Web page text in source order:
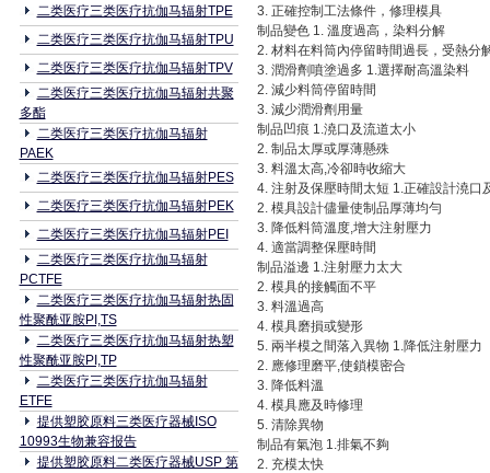
二类医疗三类医疗抗伽马辐射TPE
二类医疗三类医疗抗伽马辐射TPU
二类医疗三类医疗抗伽马辐射TPV
二类医疗三类医疗抗伽马辐射共聚
多酯
二类医疗三类医疗抗伽马辐射
PAEK
二类医疗三类医疗抗伽马辐射PES
二类医疗三类医疗抗伽马辐射PEK
二类医疗三类医疗抗伽马辐射PEI
二类医疗三类医疗抗伽马辐射
PCTFE
二类医疗三类医疗抗伽马辐射热固
性聚酰亚胺PI,TS
二类医疗三类医疗抗伽马辐射热塑
性聚酰亚胺PI,TP
二类医疗三类医疗抗伽马辐射
ETFE
提供塑胶原料三类医疗器械ISO
10993生物兼容报告
提供塑胶原料二类医疗器械USP 第
3. 正確控制工法條件，修理模具
制品變色 1. 溫度過高，染料分解
2. 材料在料筒內停留時間過長，受熱分
3. 潤滑劑噴塗過多 1.選擇耐高溫染料
2. 減少料筒停留時間
3. 減少潤滑劑用量
制品凹痕 1.澆口及流道太小
2. 制品太厚或厚薄懸殊
3. 料溫太高,冷卻時收縮大
4. 注射及保壓時間太短 1.正確設計澆口
2. 模具設計儘量使制品厚薄均勻
3. 降低料筒溫度,增大注射壓力
4. 適當調整保壓時間
制品溢邊 1.注射壓力太大
2. 模具的接觸面不平
3. 料溫過高
4. 模具磨損或變形
5. 兩半模之間落入異物 1.降低注射壓力
2. 應修理磨平,使鎖模密合
3. 降低料溫
4. 模具應及時修理
5. 清除異物
制品有氣泡 1.排氣不夠
2. 充模太快